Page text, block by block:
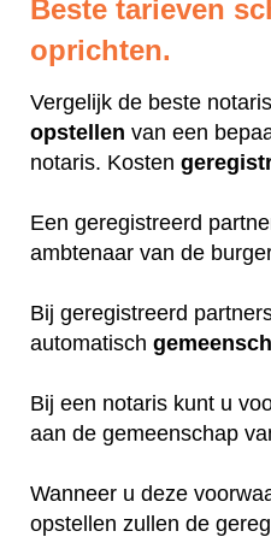
Beste tarieven
oprichten.
Vergelijk de beste
opstellen van een
notaris. Kosten
Een geregistreerd
ambtenaar van de
Bij geregistreerd
automatisch
Bij een notaris kunt u
aan de gemeenschap
Wanneer u deze
opstellen zullen de